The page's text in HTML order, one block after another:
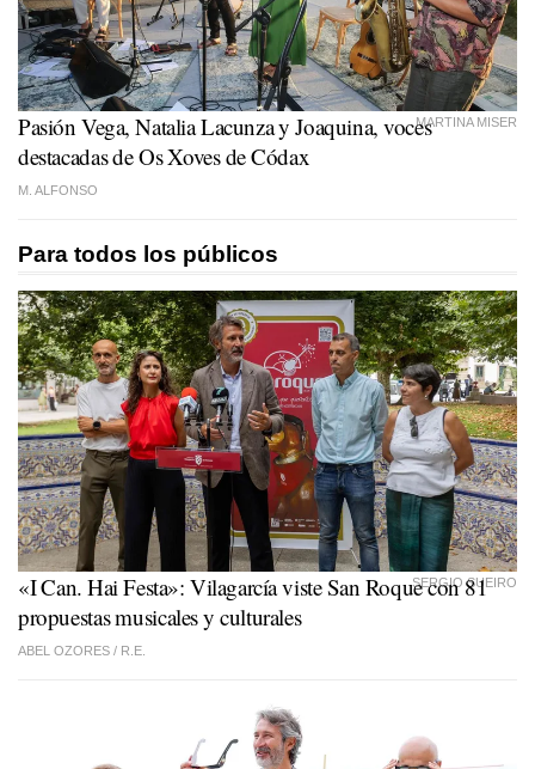
MARTINA MISER
Pasión Vega, Natalia Lacunza y Joaquina, voces
destacadas de Os Xoves de Códax
M. ALFONSO
Para todos los públicos
SERGIO SUEIRO
«I Can. Hai Festa»: Vilagarcía viste San Roque con 81
propuestas musicales y culturales
ABEL OZORES / R.E.